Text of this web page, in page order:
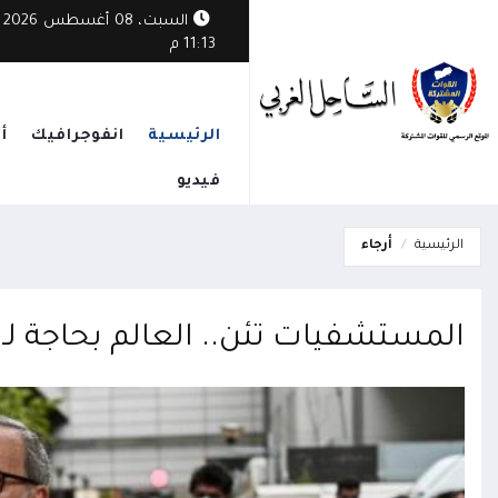
السبت، 08 أغسطس 2026
11:13 م
الرئيسية انفوجرافيك
فيديو
الرئيسية أرجاء
المستشفيات تئن.. العالم بحاجة لـ6 ملايين ممرض إضافي